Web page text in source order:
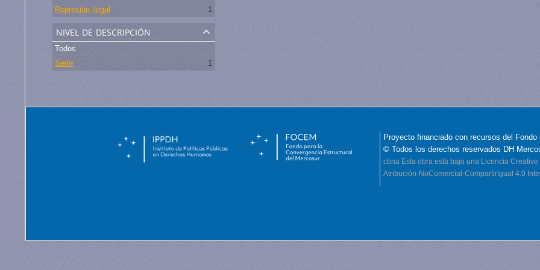
Represión ilegal 1
nivel de descripción
Todos
Serie
1
Proyecto financiado con recursos del
© Todos los derechos reservados DH
cbna Esta obra está bajo una Licencia
Atribución-NoComercial-CompartirIgual 4.0